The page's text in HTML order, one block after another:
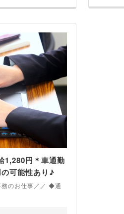
1,280円＊車通勤
可能性あり♪
務のお仕事／／ ◆通